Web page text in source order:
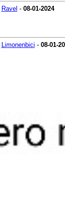
Ravel - 08-01-2024
Limonenbici - 08-01-